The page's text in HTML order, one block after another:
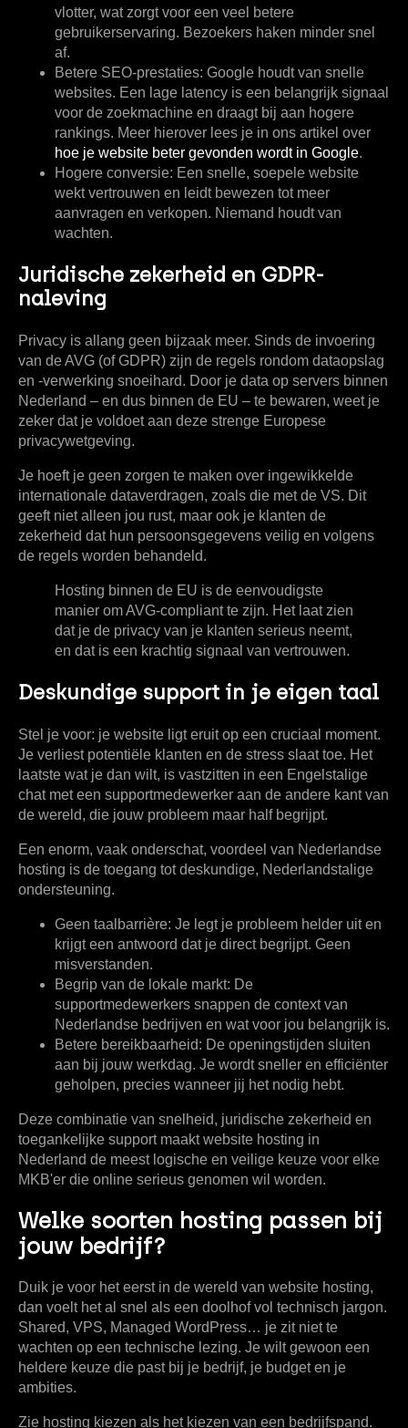
vlotter, wat zorgt voor een veel betere
gebruikerservaring. Bezoekers haken minder snel
af.
Betere SEO-prestaties: Google houdt van snelle
websites. Een lage latency is een belangrijk signaal
voor de zoekmachine en draagt bij aan hogere
rankings. Meer hierover lees je in ons artikel over
hoe je website beter gevonden wordt in Google.
Hogere conversie: Een snelle, soepele website
wekt vertrouwen en leidt bewezen tot meer
aanvragen en verkopen. Niemand houdt van
wachten.
Juridische zekerheid en GDPR-
naleving
Privacy is allang geen bijzaak meer. Sinds de invoering
van de AVG (of GDPR) zijn de regels rondom dataopslag
en -verwerking snoeihard. Door je data op servers binnen
Nederland – en dus binnen de EU – te bewaren, weet je
zeker dat je voldoet aan deze strenge Europese
privacywetgeving.
Je hoeft je geen zorgen te maken over ingewikkelde
internationale dataverdragen, zoals die met de VS. Dit
geeft niet alleen jou rust, maar ook je klanten de
zekerheid dat hun persoonsgegevens veilig en volgens
de regels worden behandeld.
Hosting binnen de EU is de eenvoudigste
manier om AVG-compliant te zijn. Het laat zien
dat je de privacy van je klanten serieus neemt,
en dat is een krachtig signaal van vertrouwen.
Deskundige support in je eigen taal
Stel je voor: je website ligt eruit op een cruciaal moment.
Je verliest potentiële klanten en de stress slaat toe. Het
laatste wat je dan wilt, is vastzitten in een Engelstalige
chat met een supportmedewerker aan de andere kant van
de wereld, die jouw probleem maar half begrijpt.
Een enorm, vaak onderschat, voordeel van Nederlandse
hosting is de toegang tot deskundige, Nederlandstalige
ondersteuning.
Geen taalbarrière: Je legt je probleem helder uit en
krijgt een antwoord dat je direct begrijpt. Geen
misverstanden.
Begrip van de lokale markt: De
supportmedewerkers snappen de context van
Nederlandse bedrijven en wat voor jou belangrijk is.
Betere bereikbaarheid: De openingstijden sluiten
aan bij jouw werkdag. Je wordt sneller en efficiënter
geholpen, precies wanneer jij het nodig hebt.
Deze combinatie van snelheid, juridische zekerheid en
toegankelijke support maaktwebsite hosting in
Nederland de meest logische en veilige keuze voor elke
MKB'er die online serieus genomen wil worden.
Welke soorten hosting passen bij
jouw bedrijf?
Duik je voor het eerst in de wereld van website hosting,
dan voelt het al snel als een doolhof vol technisch jargon.
Shared, VPS, Managed WordPress… je zit niet te
wachten op een technische lezing. Je wilt gewoon een
heldere keuze die past bij je bedrijf, je budget en je
ambities.
Zie hosting kiezen als het kiezen van een bedrijfspand.